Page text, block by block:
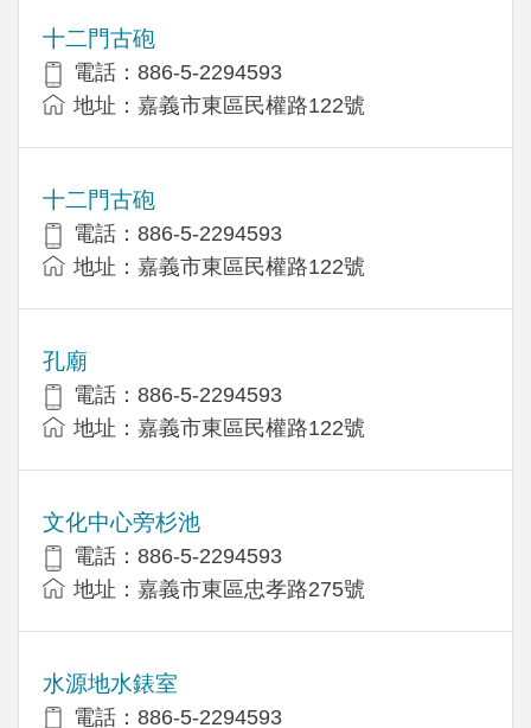
十二門古砲
電話：886-5-2294593
地址：嘉義市東區民權路122號
十二門古砲
電話：886-5-2294593
地址：嘉義市東區民權路122號
孔廟
電話：886-5-2294593
地址：嘉義市東區民權路122號
文化中心旁杉池
電話：886-5-2294593
地址：嘉義市東區忠孝路275號
水源地水錶室
電話：886-5-2294593